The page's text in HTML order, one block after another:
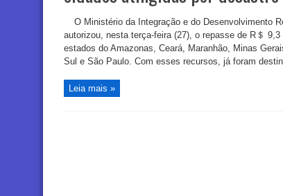
O Ministério da Integração e do Desenvolvimento
autorizou, nesta terça-feira (27), o repasse de R＄
estados do Amazonas, Ceará, Maranhão, Minas
Sul e São Paulo. Com esses recursos, já foram
Leia mais »